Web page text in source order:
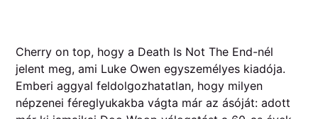
Cherry on top, hogy a Death Is Not The End-nél
jelent meg, ami Luke Owen egyszemélyes kiadója.
Emberi aggyal feldolgozhatatlan, hogy milyen
népzenei féreglyukakba vágta már az ásóját: adott